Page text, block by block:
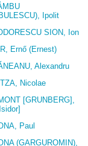
Ipolit
SION, Ion
Ernő (Ernest)
Alexandru
Nicolae
[GRUNBERG],
Paul
(GARGUROMIN),